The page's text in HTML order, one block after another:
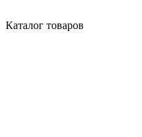
Каталог товаров